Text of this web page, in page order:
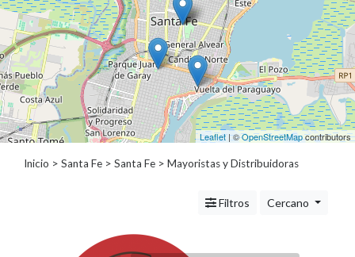
Bares
Restaurantes
Cerrajerías
Constructoras
Academias
Veterinarias
Centros
Comerciales
Informática
Leaflet| ©OpenStreetMapcontributors
Inicio > Santa Fe > Santa Fe > Mayoristas y Distribuidoras
Filtros Cercano